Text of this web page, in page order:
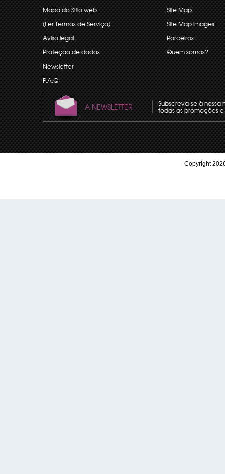
Mapa do Sítio web
(Ler Termos de Serviço)
Aviso legal
Proteção de dados
Newsletter
F.A.Q
Site Map
Site Map images
Parceiros
Quem somos?
A NEWSLETTER Subscreva-se à
todas as promoções
Copyright